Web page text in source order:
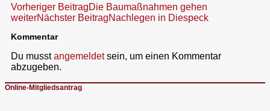
Beitragsnavigation
Vorheriger BeitragDie Baumaßnahmen gehen
weiterNächster BeitragNachlegen in Diespeck
Kommentar
Du musstangemeldetsein, um einen Kommentar
abzugeben.
Online-Mitgliedsantrag